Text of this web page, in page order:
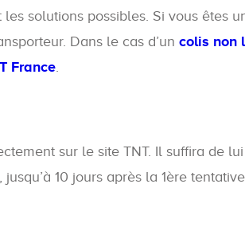
les solutions possibles. Si vous êtes
Dans le cas d’un colis non
France
sur le site TNT. Il suffira de lui
10 jours après la 1ère